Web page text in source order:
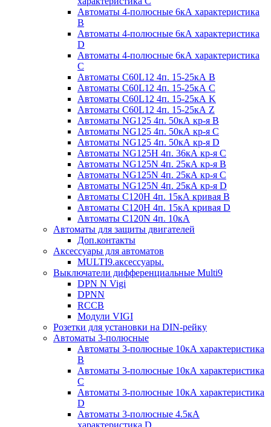
Автоматы 4-полюсные 6кА характеристика
B
Автоматы 4-полюсные 6кА характеристика
D
Автоматы 4-полюсные 6кА характеристика
С
Автоматы C60L12 4п. 15-25кА B
Автоматы C60L12 4п. 15-25кА C
Автоматы C60L12 4п. 15-25кА K
Автоматы C60L12 4п. 15-25кА Z
Автоматы NG125 4п. 50кА кр-я B
Автоматы NG125 4п. 50кА кр-я C
Автоматы NG125 4п. 50кА кр-я D
Автоматы NG125H 4п. 36кА кр-я C
Автоматы NG125N 4п. 25кА кр-я B
Автоматы NG125N 4п. 25кА кр-я C
Автоматы NG125N 4п. 25кА кр-я D
Автоматы С120H 4п. 15кА кривая B
Автоматы С120H 4п. 15кА кривая D
Автоматы С120N 4п. 10кА
Автоматы для защиты двигателей
Доп.контакты
Аксессуары для автоматов
MULTI9.аксессуары.
Выключатели дифференциальные Multi9
DPN N Vigi
DPNN
RCCB
Модули VIGI
Розетки для установки на DIN-рейку
Автоматы 3-полюсные
Автоматы 3-полюсные 10кА характеристика
B
Автоматы 3-полюсные 10кА характеристика
C
Автоматы 3-полюсные 10кА характеристика
D
Автоматы 3-полюсные 4.5кА
характеристика D